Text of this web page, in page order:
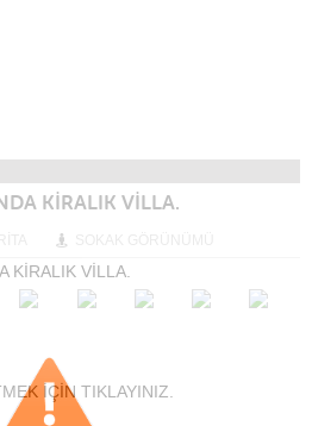
KİRALIK VİLLA.
İÇİN TIKLAYINIZ.